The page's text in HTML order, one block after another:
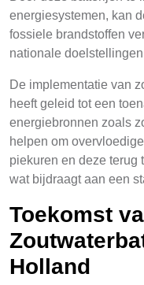
energiesystemen, kan
fossiele brandstoffen
nationale
De implementatie van
heeft geleid tot een
energiebronnen zoals
helpen om
piekuren en deze terug
wat bijdraagt aan een
Toekomst
Holland